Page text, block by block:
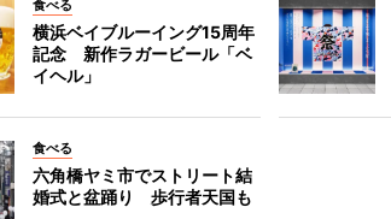
食べる
横浜ベイブルーイング15周年
記念 新作ラガービール「ベ
イヘル」
食べる
六角橋ヤミ市でストリート結
婚式と盆踊り 歩行者天国も